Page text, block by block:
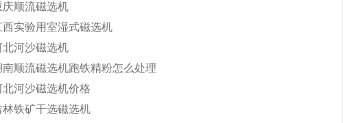
庆顺流磁选机
西实验用室湿式磁选机
北河沙磁选机
南顺流磁选机跑铁精粉怎么处理
北河沙磁选机价格
林铁矿干选磁选机